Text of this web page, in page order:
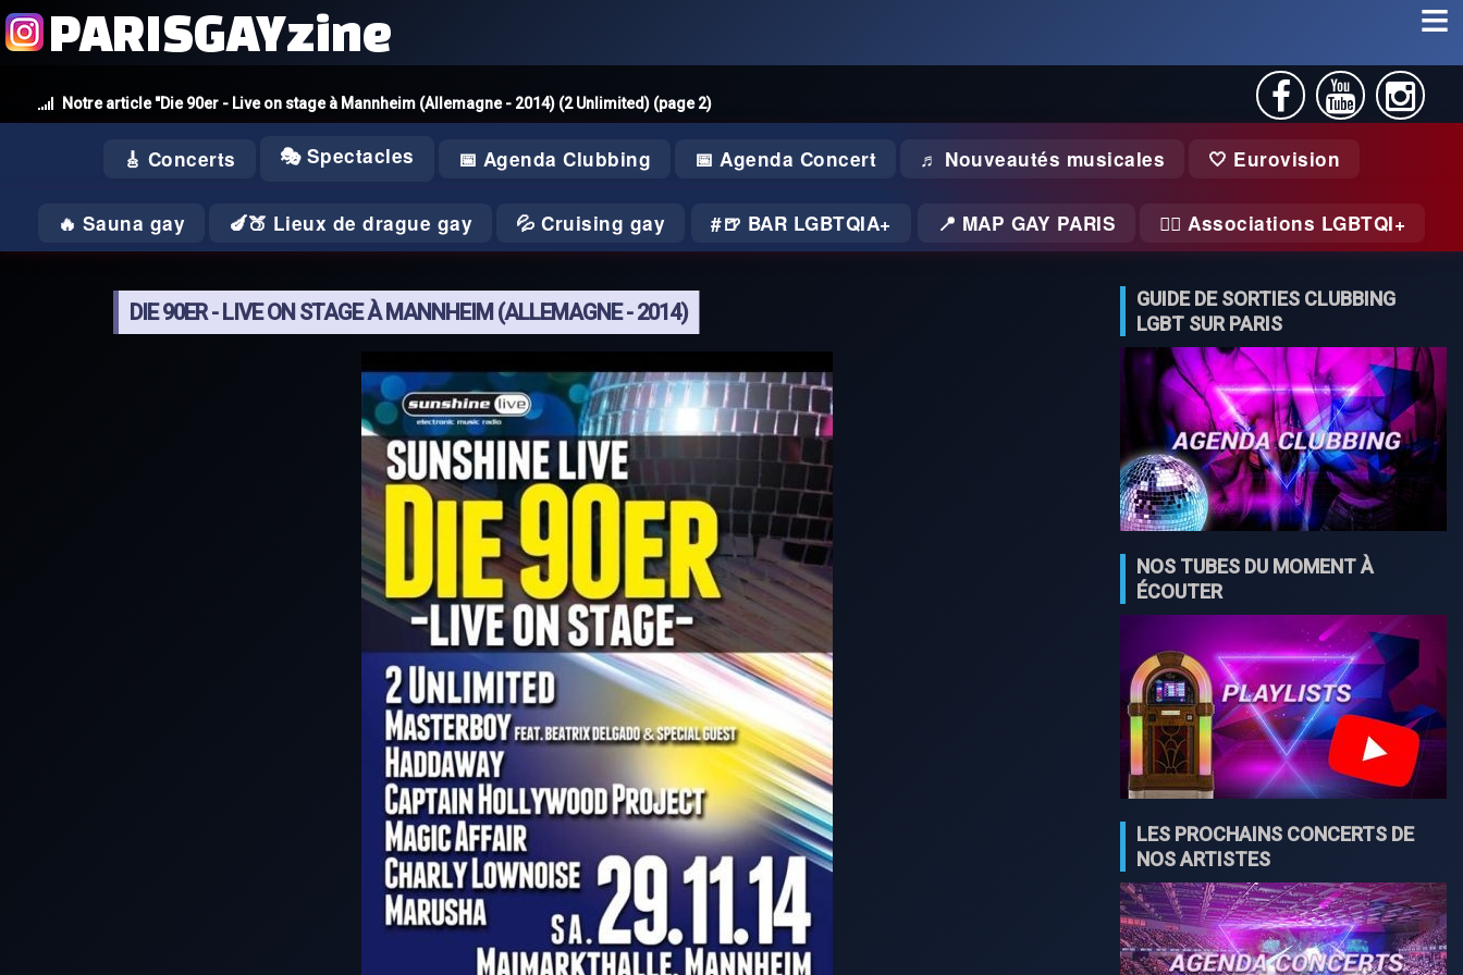
Notre article "Die 90er - Live on stage à Mannheim (Allemagne - 2014) (2 Unlimited) (page 2)
PARISGAYzine
🎸 Concerts 🎭 Spectacles 📅 Agenda Clubbing 📅 Agenda Concert ♬ Nouveautés musicales 🤍 Eurovision
🔥 Sauna gay 🍆🍑 Lieux de drague gay 💦 Cruising gay 🍺 BAR LGBTQIA+ 📍 MAP GAY PARIS 🏃‍♂️ Associations LGBTQI+
DIE 90ER - LIVE ON STAGE À MANNHEIM (ALLEMAGNE - 2014)
GUIDE DE SORTIES CLUBBING
LGBT SUR PARIS
NOS TUBES DU MOMENT À
ÉCOUTER
LES PROCHAINS CONCERTS DE
NOS ARTISTES